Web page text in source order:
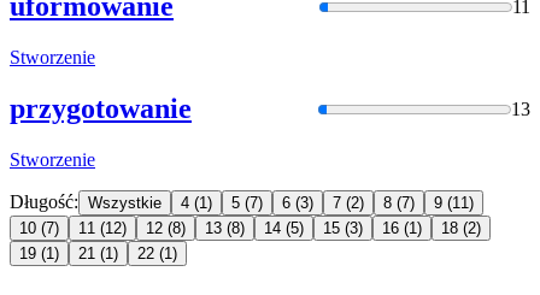
uformowanie 11
Stworzenie
przygotowanie 13
Stworzenie
Długość: Wszystkie 4 (1) 5 (7) 6 (3) 7 (2) 8 (7) 9 (11)
10 (7) 11 (12) 12 (8) 13 (8) 14 (5) 15 (3) 16 (1) 18 (2)
19 (1) 21 (1) 22 (1)